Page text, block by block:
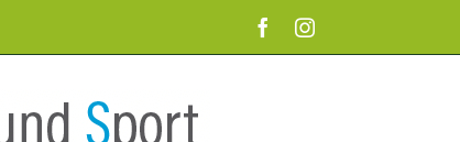
FacebookInstagram